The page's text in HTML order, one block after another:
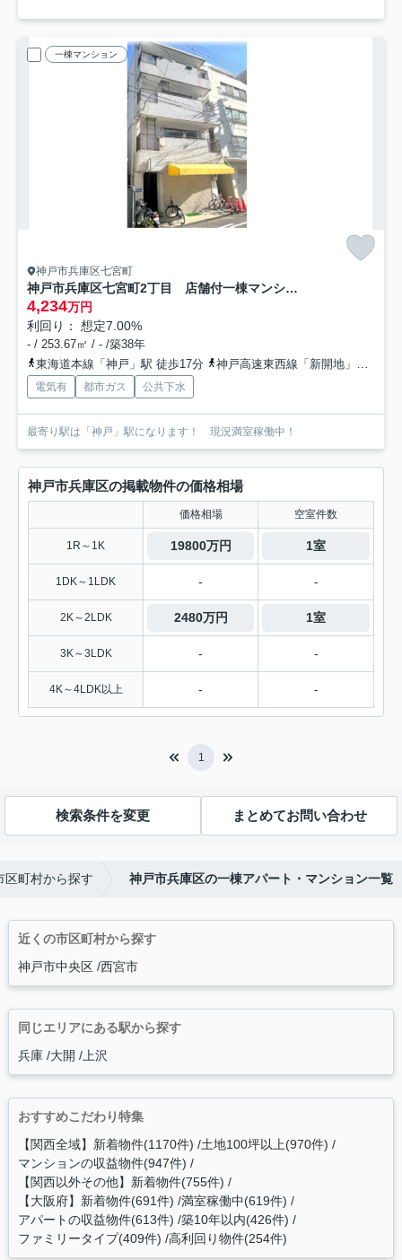
一棟マンション
神戸市兵庫区七宮町
神戸市兵庫区七宮町2丁目 店舗付一棟マンション 満室稼働中
4,234万円
利回り： 想定7.00%
- / 253.67㎡ / - /築38年
東海道本線「神戸」駅 徒歩17分
神戸高速東西線「新開地」駅 徒歩13分
電気有 都市ガス 公共下水
最寄り駅は「神戸」駅になります！ 現況満室稼働中！
神戸市兵庫区の掲載物件の価格相場
価格相場 空室件数
1R～1K 19800万円 1室
1DK～1LDK - -
2K～2LDK 2480万円 1室
3K～3LDK - -
4K～4LDK以上 - -
1
検索条件を変更 まとめてお問い合わせ
区町村から探す 神戸市兵庫区の一棟アパート・マンション一覧
近くの市区町村から探す
神戸市中央区 西宮市
同じエリアにある駅から探す
兵庫 大開 上沢
おすすめこだわり特集
【関西全域】新着物件(1170件) 土地100坪以上(970件)
マンションの収益物件(947件)
【関西以外その他】新着物件(755件)
【大阪府】新着物件(691件) 満室稼働中(619件)
アパートの収益物件(613件) 築10年以内(426件)
ファミリータイプ(409件) 高利回り物件(254件)